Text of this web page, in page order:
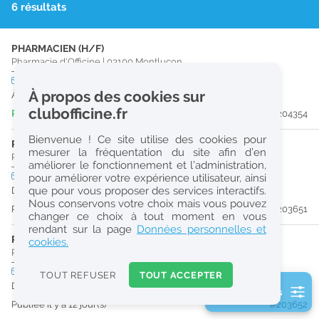
Réinitialiser
2
0
k
Consulter les offres de la France d'outre-mer
6 résultats
PHARMACIEN (H/F)
Pharmacie d'Officine | 03100 Montluçon
À partir du 29/09/26
Publiée il y a 2 jour(s)
#204354
PHARMACIEN (H/F)
Pharmacie d'Officine|03190Vallon-En-Sully
CDI temps plein
Dès que possible
Publiée il y a 12 jour(s)
#203651
PHARMACIEN (H/F)
Pharmacie d'Officine
CDItemps partiel
Dès que possible
Publiée il y a 12 jour(s)
#203652
2 filtre(s) actifs
À propos des cookies sur
clubofficine.fr
Bienvenue ! Ce site utilise des cookies pour
mesurer la fréquentation du site afin d’en
améliorer le fonctionnement et l’administration,
pour améliorer votre expérience utilisateur, ainsi
que pour vous proposer des services interactifs.
Nous conservons votre choix mais vous pouvez
changer ce choix à tout moment en vous
rendant sur la page Données personnelles et
cookies.
TOUT REFUSER TOUT ACCEPTER